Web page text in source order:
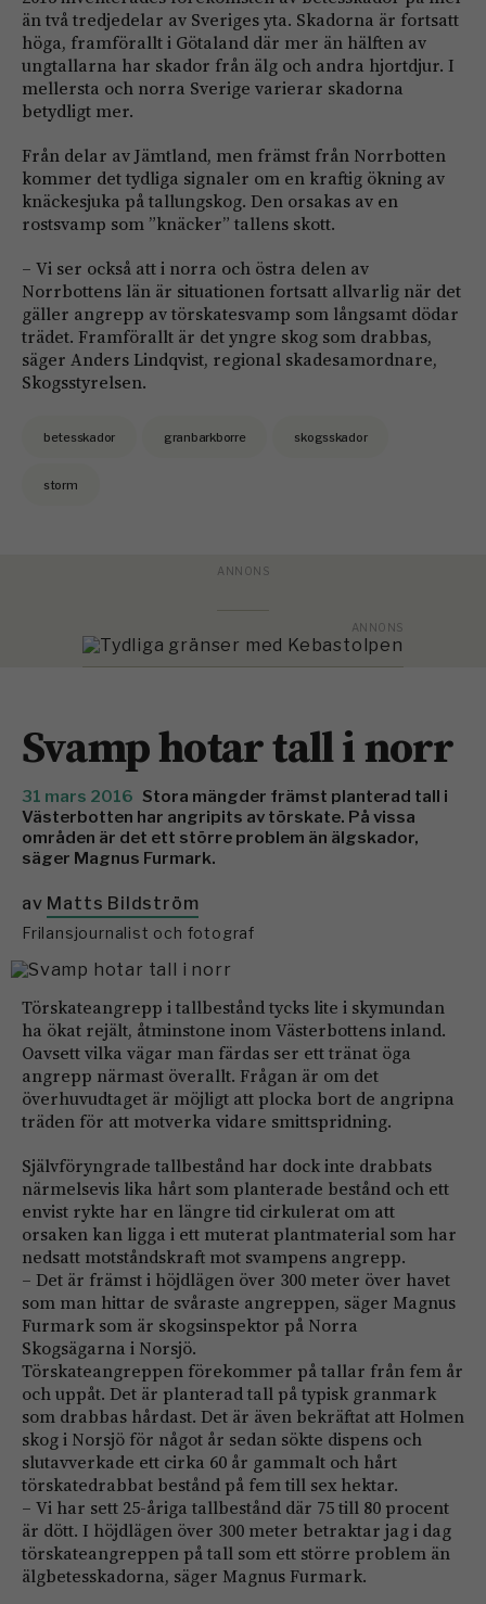
än två tredjedelar av Sveriges yta. Skadorna är fortsatt
höga, framförallt i Götaland där mer än hälften av
ungtallarna har skador från älg och andra hjortdjur. I
mellersta och norra Sverige varierar skadorna
betydligt mer.
Från delar av Jämtland, men främst från Norrbotten
kommer det tydliga signaler om en kraftig ökning av
knäckesjuka på tallungskog. Den orsakas av en
rostsvamp som ”knäcker” tallens skott.
– Vi ser också att i norra och östra delen av
Norrbottens län är situationen fortsatt allvarlig när det
gäller angrepp av törskatesvamp som långsamt dödar
trädet. Framförallt är det yngre skog som drabbas,
säger Anders Lindqvist, regional skadesamordnare,
Skogsstyrelsen.
betesskador granbarkborre skogsskador
storm
Svamp hotar tall i norr
31 mars 2016 Stora mängder främst planterad tall i
Västerbotten har angripits av törskate. På vissa
områden är det ett större problem än älgskador,
säger Magnus Furmark.
av Matts Bildström
Frilansjournalist och fotograf
Törskateangrepp i tallbestånd tycks lite i skymundan
ha ökat rejält, åtminstone inom Västerbottens inland.
Oavsett vilka vägar man färdas ser ett tränat öga
angrepp närmast överallt. Frågan är om det
överhuvudtaget är möjligt att plocka bort de angripna
träden för att motverka vidare smittspridning.
Självföryngrade tallbestånd har dock inte drabbats
närmelsevis lika hårt som planterade bestånd och ett
envist rykte har en längre tid cirkulerat om att
orsaken kan ligga i ett muterat plant­material som har
nedsatt motståndskraft mot svampens angrepp.
– Det är främst i höjdlägen över 300 meter över havet
som man hittar de svåraste angreppen, säger Magnus
Furmark som är skogsinspektor på Norra
Skogsägarna i Norsjö.
Törskateangreppen förekommer på tallar från fem år
och uppåt. Det är planterad tall på typisk granmark
som drabbas hårdast. Det är även bekräftat att Holmen
skog i Norsjö för något år sedan sökte dispens och
slutavverkade ett cirka 60 år gammalt och hårt
törskatedrabbat bestånd på fem till sex hektar.
– Vi har sett 25-åriga tall­bestånd där 75 till 80 procent
är dött. I höjdlägen över 300 meter betraktar jag i dag
törskate­angreppen på tall som ett större problem än
älgbetesskadorna, säger Magnus Furmark.